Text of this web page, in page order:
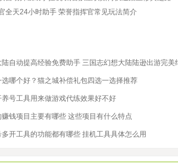
全天24小时助手 荣誉指挥官常见玩法简介
陆自动提高经验免费助手 三国志幻想大陆陆逊出游完美
哪个好？猫之城补偿礼包四选一选择推荐
号工具用来做游戏代练效果好不好
钱项目主要有哪些 这些项目有什么特点
开工具的功能都有哪些 挂机工具具体怎么用